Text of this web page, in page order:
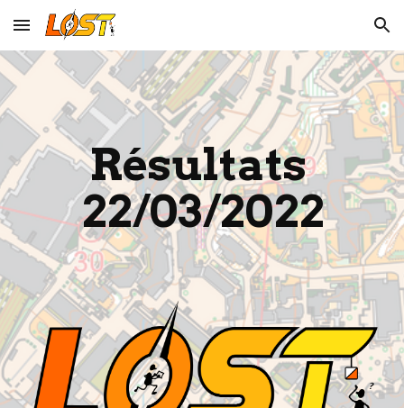
Skip to main content Skip to navigation
Résultats
22/03/2022